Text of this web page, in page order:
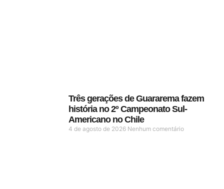
Três gerações de Guararema fazem
história no 2º Campeonato Sul-
Americano no Chile
4 de agosto de 2026 Nenhum comentário